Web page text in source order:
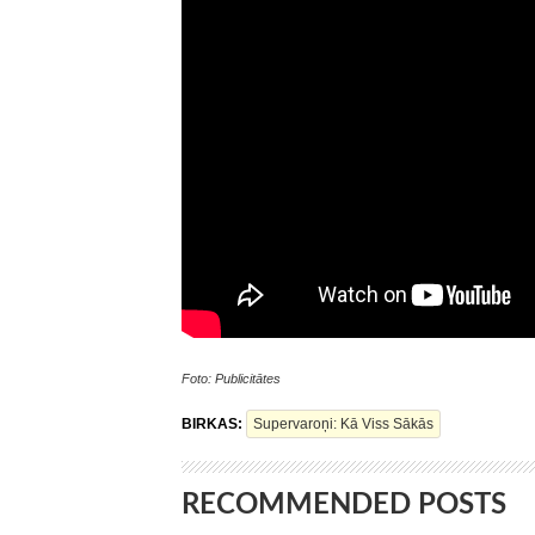
Foto: Publicitātes
BIRKAS: Supervaroņi: Kā Viss Sākās
RECOMMENDED POSTS